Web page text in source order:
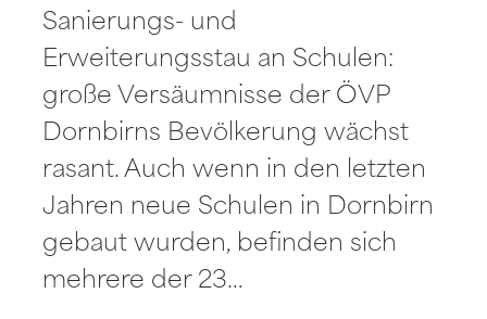
Sanierungs- und
Erweiterungsstau an Schulen:
große Versäumnisse der ÖVP
Dornbirns Bevölkerung wächst
rasant. Auch wenn in den letzten
Jahren neue Schulen in Dornbirn
gebaut wurden, befinden sich
mehrere der 23…